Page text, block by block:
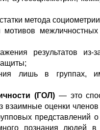
метода
межличностных
результатов из-
лишь в группах,
(ГОЛ) — это
взаимные оценки
представлений
познания людей